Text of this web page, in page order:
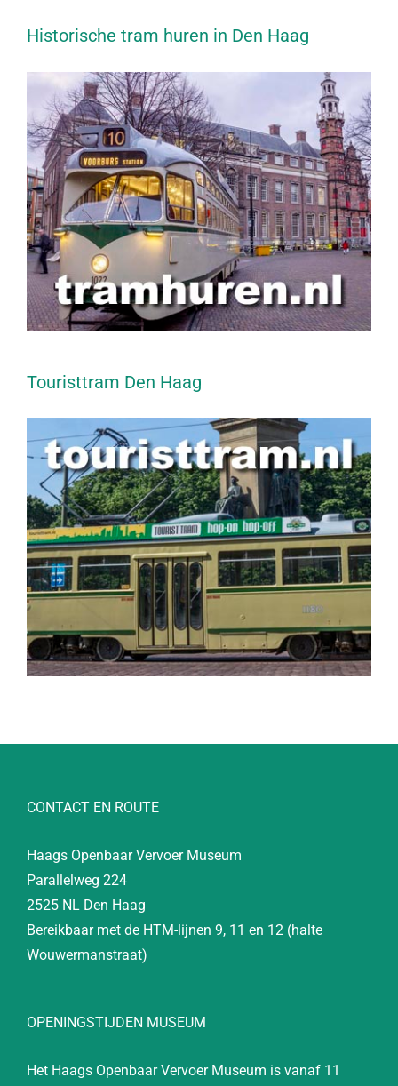
Historische tram huren in Den Haag
Touristtram Den Haag
CONTACT EN ROUTE
Haags Openbaar Vervoer Museum
Parallelweg 224
2525 NL Den Haag
Bereikbaar met de HTM-lijnen 9, 11 en 12 (halte
Wouwermanstraat)
OPENINGSTIJDEN MUSEUM
Het Haags Openbaar Vervoer Museum is vanaf 11